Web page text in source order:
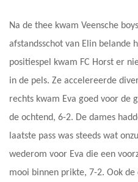
Na de thee kwam Veensche
afstandsschot van Elin belande
positiespel kwam FC Horst er
in de pels. Ze accelereerde
rechts kwam Eva goed voor de
de ochtend, 6-2. De dames
laatste pass was steeds wat
wederom voor Eva die een
mooi binnen prikte, 7-2. Ook de